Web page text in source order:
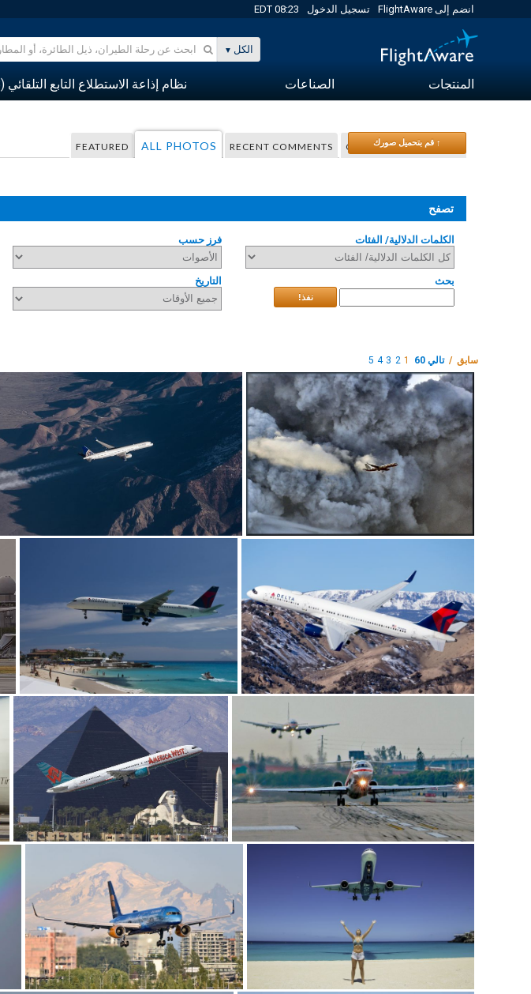
انضم إلى FlightAware تسجيل الدخول 08:23 EDT
الكل
المنتجات الصناعات نظام إذاعة الاستطلاع التابع التلقائي (ADS-B)
FEATURED ALL PHOTOS RECENT COMMENTS COMMUNITY TAGGING
↑ قم بتحميل صورك
تصفح
فرز حسب الكلمات الدلالية/ الفئات
التاريخ بحث
نفذ!
سابق /تالي 60 2
3
4
5